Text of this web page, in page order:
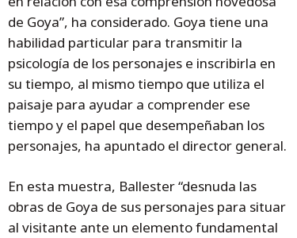
de Goya”, ha considerado. Goya tiene una
habilidad particular para transmitir la
psicología de los personajes e inscribirla en
su tiempo, al mismo tiempo que utiliza el
paisaje para ayudar a comprender ese
tiempo y el papel que desempeñaban los
personajes, ha apuntado el director general.
En esta muestra, Ballester “desnuda las
obras de Goya de sus personajes para situar
al visitante ante un elemento fundamental